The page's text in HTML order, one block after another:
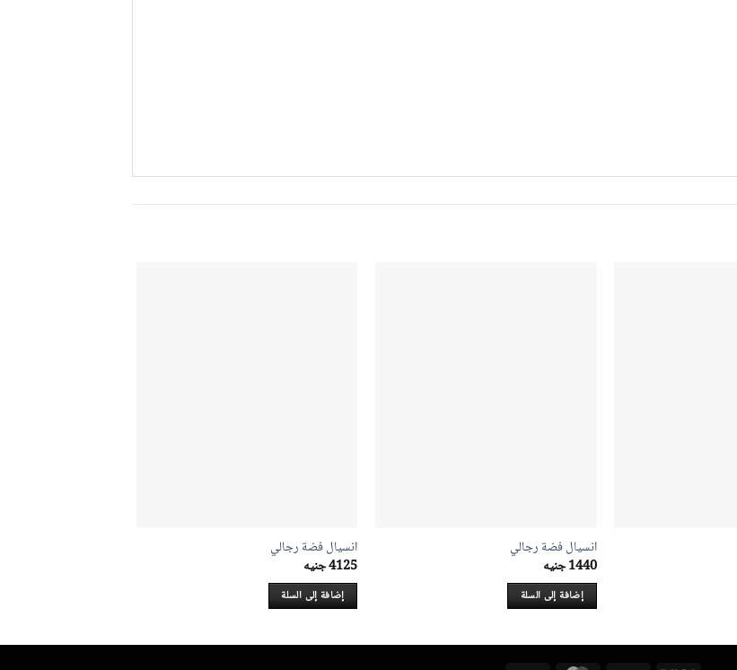
انسيال فضة رجالي
1440جنيه
إضافة إلى السلة
انسيال فضة رجالي
4125جنيه
إضافة إلى السلة